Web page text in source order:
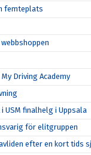
femteplats
Driving Academy
USM finalhelg i Uppsala
för elitgruppen
efter en kort tids